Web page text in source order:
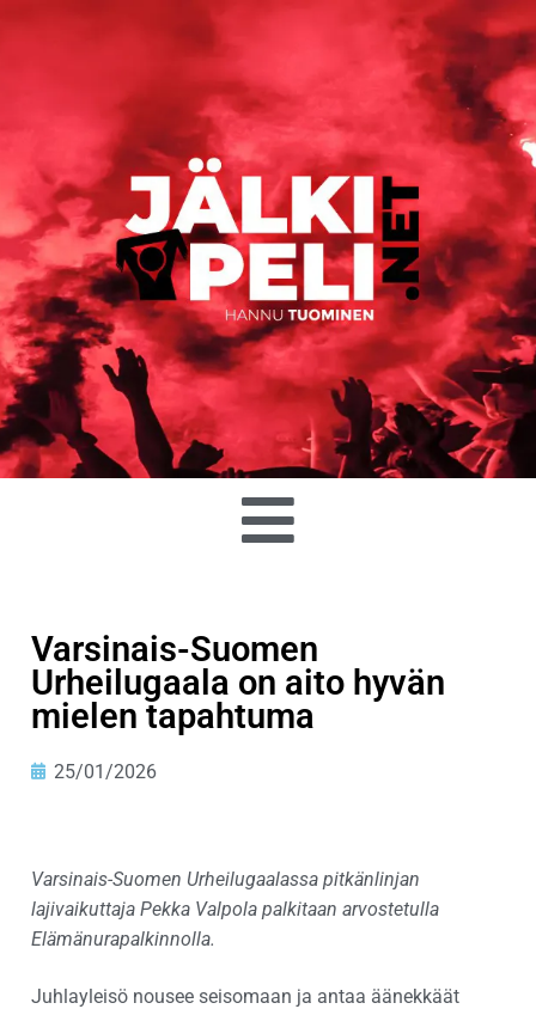
Varsinais-Suomen
Urheilugaala on aito hyvän
mielen tapahtuma
25/01/2026
Varsinais-Suomen Urheilugaalassa pitkänlinjan
lajivaikuttaja Pekka Valpola palkitaan arvostetulla
Elämänurapalkinnolla.
Juhlayleisö nousee seisomaan ja antaa äänekkäät